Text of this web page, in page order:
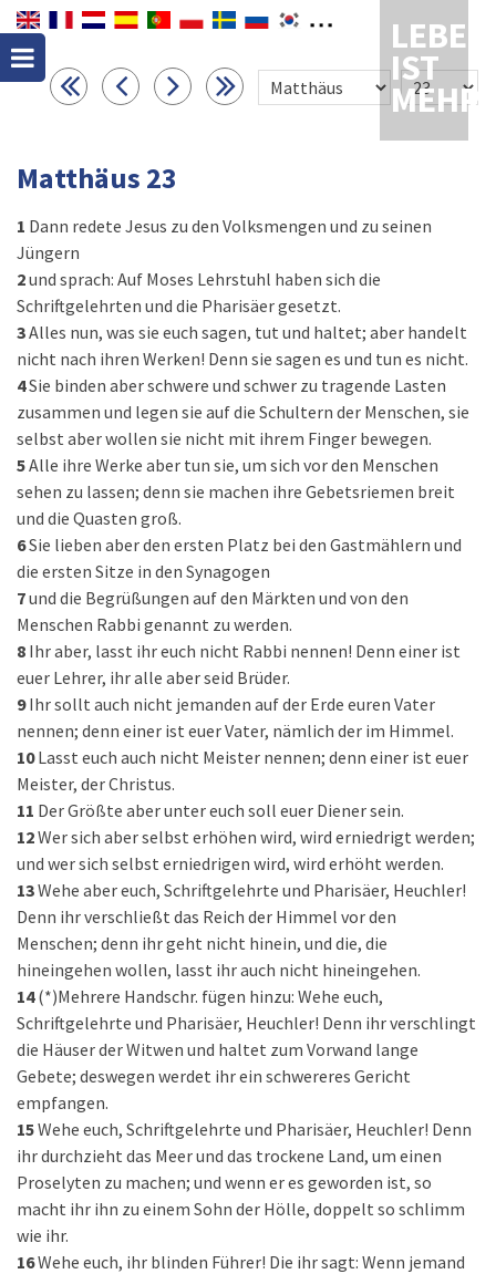
LEBEN
IST
MEHR
Matthäus 23
1 Dann redete Jesus zu den Volksmengen und zu seinen
Jüngern
2und sprach: Auf Moses Lehrstuhl haben sich die
Schriftgelehrten und die Pharisäer gesetzt.
3Alles nun, was sie euch sagen, tut und haltet; aber handelt
nicht nach ihren Werken! Denn sie sagen es und tun es nicht.
4Sie binden aber schwere und schwer zu tragende Lasten
zusammen und legen sie auf die Schultern der Menschen, sie
selbst aber wollen sie nicht mit ihrem Finger bewegen.
5Alle ihre Werke aber tun sie, um sich vor den Menschen
sehen zu lassen; denn sie machen ihre Gebetsriemen breit
und die Quasten groß.
6Sie lieben aber den ersten Platz bei den Gastmählern und
die ersten Sitze in den Synagogen
7und die Begrüßungen auf den Märkten und von den
Menschen Rabbi genannt zu werden.
8 Ihr aber, lasst ihr euch nicht Rabbi nennen! Denn einer ist
euer Lehrer, ihr alle aber seid Brüder.
9 Ihr sollt auch nicht jemanden auf der Erde euren Vater
nennen; denn einer ist euer Vater, nämlich der im Himmel.
10 Lasst euch auch nicht Meister nennen; denn einer ist euer
Meister, der Christus.
11 Der Größte aber unter euch soll euer Diener sein.
12Wer sich aber selbst erhöhen wird, wird erniedrigt werden;
und wer sich selbst erniedrigen wird, wird erhöht werden.
13Wehe aber euch, Schriftgelehrte und Pharisäer, Heuchler!
Denn ihr verschließt das Reich der Himmel vor den
Menschen; denn ihr geht nicht hinein, und die, die
hineingehen wollen, lasst ihr auch nicht hineingehen.
14 (*)Mehrere Handschr. fügen hinzu: Wehe euch,
Schriftgelehrte und Pharisäer, Heuchler! Denn ihr verschlingt
die Häuser der Witwen und haltet zum Vorwand lange
Gebete; deswegen werdet ihr ein schwereres Gericht
empfangen.
15Wehe euch, Schriftgelehrte und Pharisäer, Heuchler! Denn
ihr durchzieht das Meer und das trockene Land, um einen
Proselyten zu machen; und wenn er es geworden ist, so
macht ihr ihn zu einem Sohn der Hölle, doppelt so schlimm
wie ihr.
16Wehe euch, ihr blinden Führer! Die ihr sagt: Wenn jemand